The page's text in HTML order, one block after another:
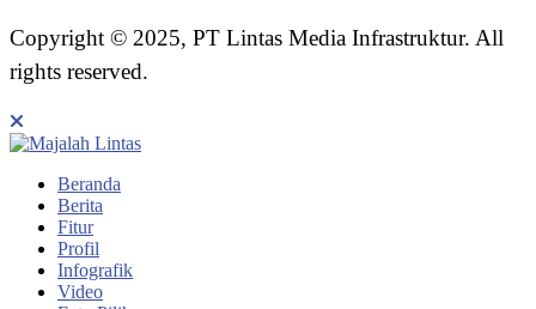
Copyright © 2025, PT Lintas Media Infrastruktur. All
rights reserved.
Beranda
Berita
Fitur
Profil
Infografik
Video